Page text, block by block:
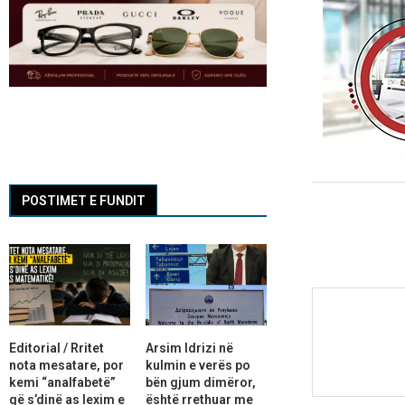
POSTIMET E FUNDIT
Editorial / Rritet
nota mesatare, por
kemi “analfabetë”
që s’dinë as lexim e
Arsim Idrizi në
kulmin e verës po
bën gjum dimëror,
është rrethuar me